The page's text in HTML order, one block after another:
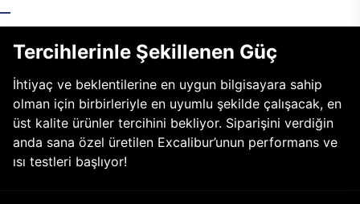
Tercihlerinle Şekillenen Güç
İhtiyaç ve beklentilerine en uygun bilgisayara sahip
olman için birbirleriyle en uyumlu şekilde çalışacak, en
üst kalite ürünler tercihini bekliyor. Siparişini verdiğin
anda sana özel üretilen Excalibur’unun performans ve
ısı testleri başlıyor!